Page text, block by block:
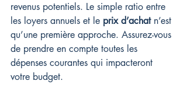
revenus potentiels. Le simple ratio entre
les loyers annuels et le prix d’achat n’est
qu’une première approche. Assurez-vous
de prendre en compte toutes les
dépenses courantes qui impacteront
votre budget.